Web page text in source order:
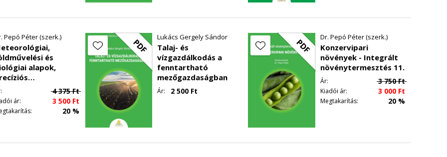
műszerek
műszerek
nemesítés és a vetőmagtermesztés
Pepó Péter (szerk.)
és
alapok,
-
4.
4 375Ft
ár: 3 500Ft
20 %
PDF Lukács Gergely Sándor
Talaj- és
vízgazdálkodás a
fenntartható
mezőgazdaságban
Ár: 2 500 Ft
PDF Dr. Pepó Péter (szerk.)
Konzervipari
növények - Integrált
növénytermesztés 11.
Ár: 3 750Ft
Kiadói ár: 3 000Ft
Megtakarítás: 20 %